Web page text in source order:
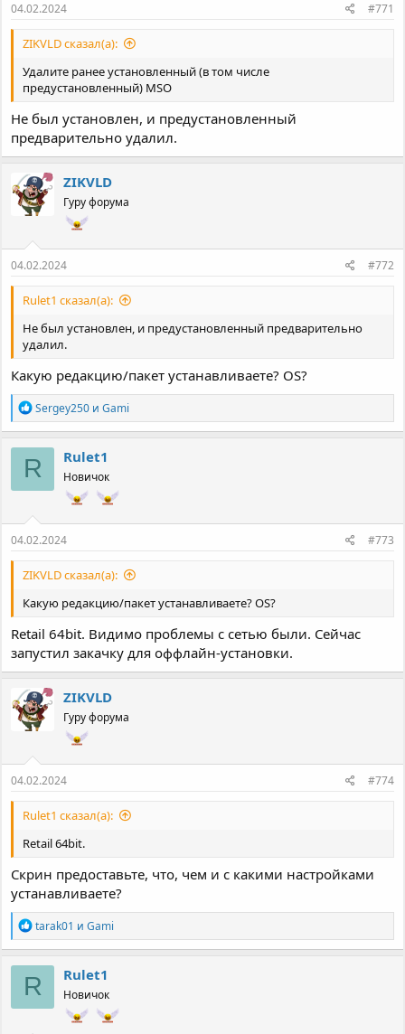
04.02.2024 #771
ZIKVLD сказал(а):
Удалите ранее установленный (в том числе
предустановленный) MSO
Не был установлен, и предустановленный
предварительно удалил.
ZIKVLD
Гуру форума
04.02.2024 #772
Rulet1 сказал(а):
Не был установлен, и предустановленный предварительно
удалил.
Какую редакцию/пакет устанавливаете? OS?
Р
е
а
к
ц
и
и
Sergey250 иGami
R Rulet1
Новичок
04.02.2024 #773
ZIKVLD сказал(а):
Какую редакцию/пакет устанавливаете? OS?
Retail 64bit. Видимо проблемы с сетью были. Сейчас
запустил закачку для оффлайн-установки.
ZIKVLD
Гуру форума
04.02.2024 #774
Rulet1 сказал(а):
Retail 64bit.
Скрин предоставьте, что, чем и с какими настройками
устанавливаете?
Р
е
а
к
ц
и
и
tarak01 иGami
R Rulet1
Новичок